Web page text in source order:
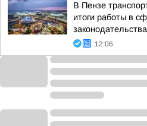
В Пензе
итоги работы в
12:06